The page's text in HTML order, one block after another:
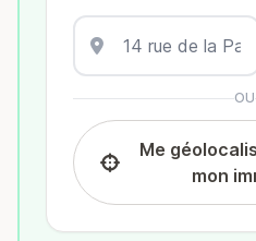
OU
Me
mon